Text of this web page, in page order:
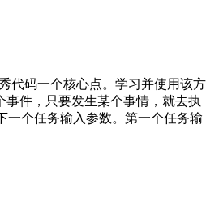
代码一个核心点。学习并使用该方
件，只要发生某个事情，就去执
一个任务输入参数。第一个任务输